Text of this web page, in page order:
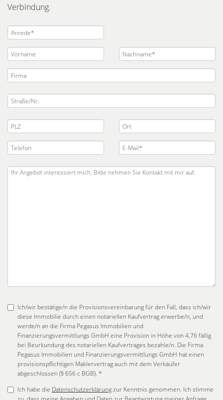
Verbindung.
Ich/wir bestätige/n die Provisionsvereinbarung für den Fall, dass ich/wir
diese Immobilie durch einen notariellen Kaufvertrag erwerbe/n, und
werde/n an die Firma Pegasus Immobilien und
Finanzierungsvermittlungs GmbH eine Provision in Höhe von 4,76 fällig
bei Beurkundung des notariellen Kaufvertrages bezahle/n. Die Firma
Pegasus Immobilien und Finanzierungsvermittlungs GmbH hat einen
provisionspflichtigen Maklervertrag auch mit dem Verkäufer
abgeschlossen (§ 656 c BGB). *
Ich habe die Datenschutzerklärungzur Kenntnis genommen. Ich stimme